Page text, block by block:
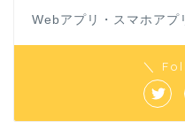
Webアプリ・スマホアプ
＼